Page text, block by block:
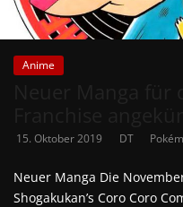
Anime
15. Oktober 2019 DT
Neuer Manga Die
Shogakukan’s Coro Coro